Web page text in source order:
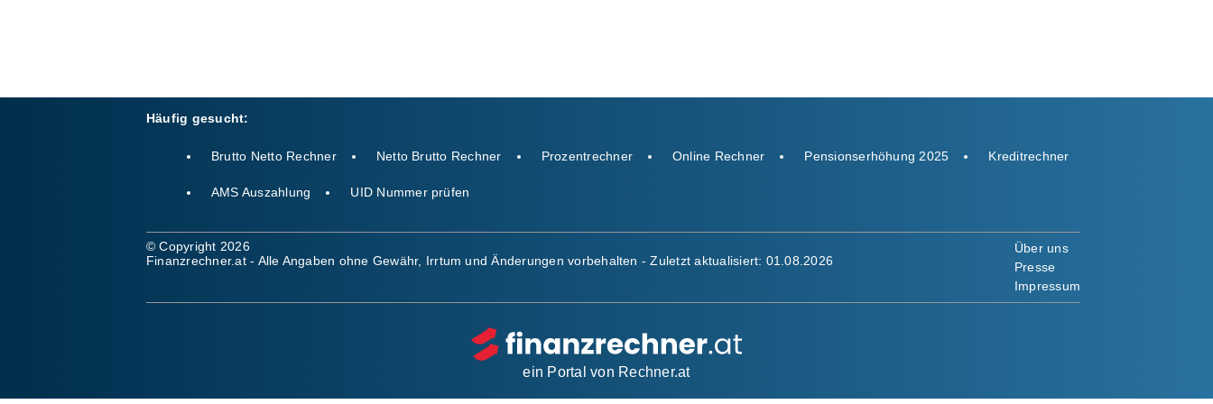
Häufig gesucht:
Brutto Netto Rechner Netto Brutto Rechner Prozentrechner Online Rechner Pensionserhöhung 2025 Kreditrechner
AMS Auszahlung UID Nummer prüfen
Über uns
Presse
Impressum
© Copyright 2026
Finanzrechner.at - Alle Angaben ohne Gewähr, Irrtum und Änderungen vorbehalten - Zuletzt aktualisiert: 01.08.2026
ein Portal von Rechner.at